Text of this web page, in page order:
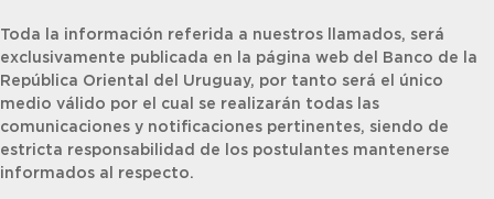
Toda la información referida a nuestros llamados, será
exclusivamente publicada en la página web del Banco de la
República Oriental del Uruguay, por tanto será el único
medio válido por el cual se realizarán todas las
comunicaciones y notificaciones pertinentes, siendo de
estricta responsabilidad de los postulantes mantenerse
informados al respecto.